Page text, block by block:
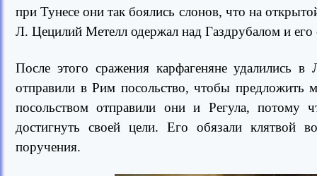
при Тунесе они так боялись слонов, что на
Л. Цецилий Метелл одержал над Газдрубалом и
После этого сражения карфагеняне удалились
отправили в Рим посольство, чтобы
посольством отправили они и Регула, потому
достигнуть своей цели. Его обязали клятвой
поручения.